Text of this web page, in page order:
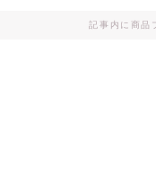
記事内に商品